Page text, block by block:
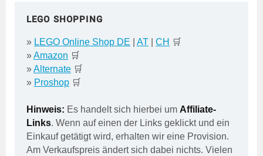
LEGO SHOPPING
» LEGO Online Shop DE AT CH 🛒
»Amazon 🛒
»Alternate 🛒
» Proshop 🛒
Hinweis: Es handelt sich hierbei um Affiliate-
Links. Wenn auf einen der Links geklickt und ein
Einkauf getätigt wird, erhalten wir eine Provision.
Am Verkaufspreis ändert sich dabei nichts. Vielen